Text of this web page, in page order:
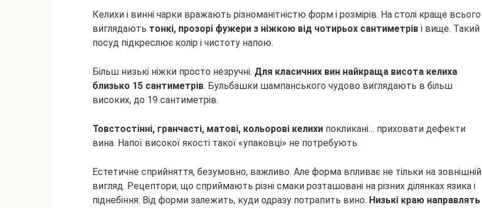
Келихи і винні чарки вражають різноманітністю форм і розмірів. На столі краще всього
виглядають тонкі, прозорі фужери з ніжкою від чотирьох сантиметрів і вище. Такий
посуд підкреслює колір і чистоту напою.
Більш низькі ніжки просто незручні. Для класичних вин найкраща висота келиха
близько 15 сантиметрів. Бульбашки шампанського чудово виглядають в більш
високих, до 19 сантиметрів.
Товстостінні, гранчасті, матові, кольорові келихи покликані… приховати дефекти
вина. Напої високої якості такої «упаковці» не потребують.
Естетичне сприйняття, безумовно, важливо. Але форма впливає не тільки на зовнішній
вигляд. Рецептори, що сприймають різні смаки розташовані на різних ділянках язика і
піднебіння. Від форми залежить, куди одразу потрапить вино. Низькі краю направлять